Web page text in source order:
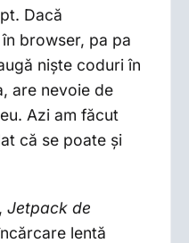
Dacă
browser, pa pa
niște coduri în
are nevoie de
Azi am făcut
că se poate și
Jetpack de
lentă